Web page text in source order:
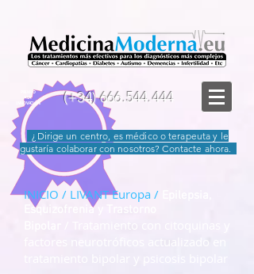
PREMIO
A LA
INNOVACIÓN
(+34)666.544.444
¿Dirige un centro, es médico o terapeuta y le
gustaría colaborar con nosotros? Contacte ahora.
INICIO / LIVANT Europa /
Esquizofrenia y Trastorno
factores neurotróficos actualizado en